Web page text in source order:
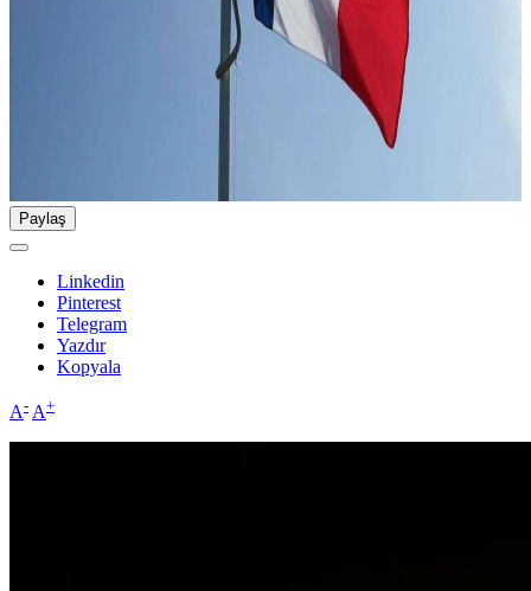
Paylaş
Linkedin
Pinterest
Telegram
Yazdır
Kopyala
A- A+